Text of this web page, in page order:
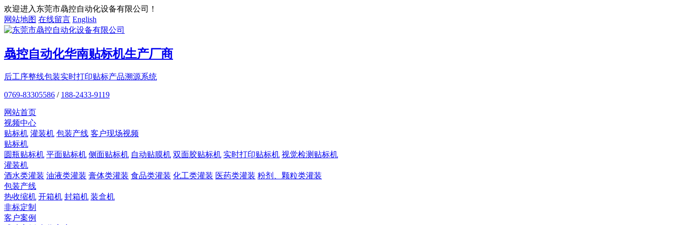
欢迎进入东莞市骉控自动化设备有限公司！
网站地图 在线留言 English
骉控自动化华南贴标机生产厂商
后工序整线包装实时打印贴标产品溯源系统
0769-83305586 / 188-2433-9119
网站首页
视频中心
贴标机 灌装机 包装产线 客户现场视频
贴标机
圆瓶贴标机 平面贴标机 侧面贴标机 自动贴膜机 双面胶贴标机 实时打印贴标机 视觉检测贴标机
灌装机
酒水类灌装 油液类灌装 膏体类灌装 食品类灌装 化工类灌装 医药类灌装 粉剂、颗粒类灌装
包装产线
热收缩机 开箱机 封箱机 装盒机
非标定制
客户案例